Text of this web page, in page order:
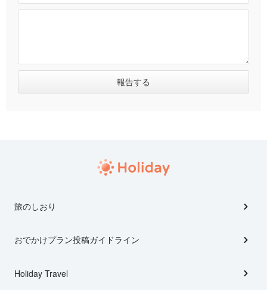
旅のしおり
おでかけプラン投稿ガイドライン
Holiday Travel